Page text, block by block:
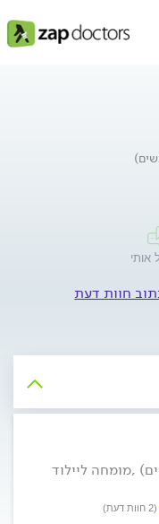
אותי
חוות דעת
,מומחה ליילוד
(2 חוות דעת)